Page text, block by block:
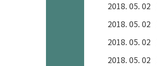
2018. 05. 02
2018. 05. 02
2018. 05. 02
2018. 05. 02